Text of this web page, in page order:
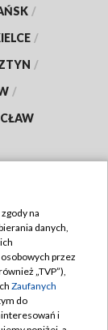
/
/
/
/
na
danych,
przez
„TVP”),
Zaufanych
do
i